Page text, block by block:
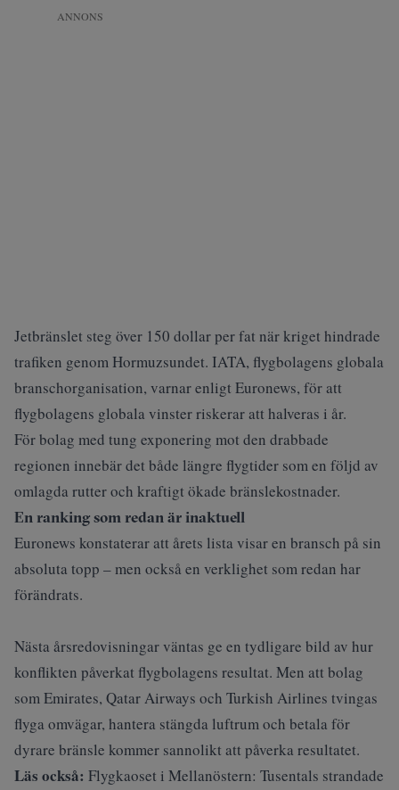
ANNONS
Jetbränslet steg över 150 dollar per fat när kriget hindrade
trafiken genom Hormuzsundet. IATA, flygbolagens globala
branschorganisation, varnar enligt Euronews, för att
flygbolagens globala vinster riskerar att halveras i år.
För bolag med tung exponering mot den drabbade
regionen innebär det både längre flygtider som en följd av
omlagda rutter och kraftigt ökade bränslekostnader.
En ranking som redan är inaktuell
Euronews konstaterar att årets lista visar en bransch på sin
absoluta topp – men också en verklighet som redan har
förändrats.
Nästa årsredovisningar väntas ge en tydligare bild av hur
konflikten påverkat flygbolagens resultat. Men att bolag
som Emirates, Qatar Airways och Turkish Airlines tvingas
flyga omvägar, hantera stängda luftrum och betala för
dyrare bränsle kommer sannolikt att påverka resultatet.
Läs också: Flygkaoset i Mellanöstern: Tusentals strandade